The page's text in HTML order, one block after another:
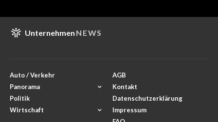
Unternehmen NEWS
Auto / Verkehr
Panorama
Politik
Wirtschaft
AGB
Kontakt
Datenschutzerklärung
Impressum